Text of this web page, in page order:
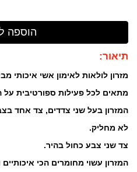
תיאור:
מזרון לולאות לאימון אשי איכותי
מתאים לכל פעילות ספורטיבית על
המזרון בעל שני צדדים, צד אחד
לא מחליק.
צד שני צבע כחול בהיר.
המזרון עשוי מחומרים הכי